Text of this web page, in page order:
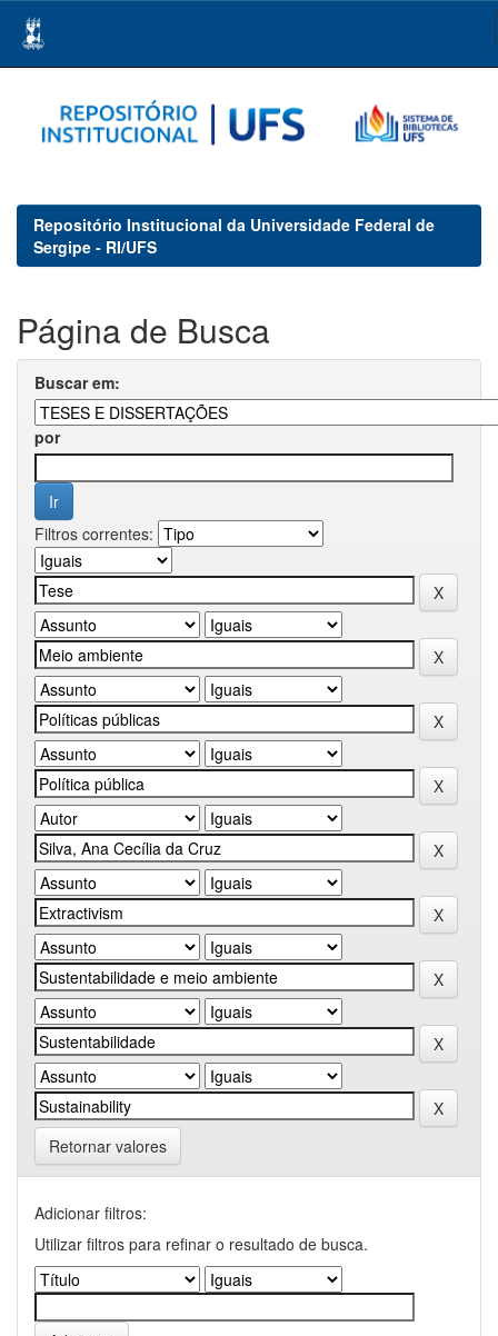
navigation
Repositório Institucional da Universidade Federal de
Sergipe - RI/UFS
Página de Busca
Buscar em:
por
Filtros correntes:
Retornar valores
Adicionar filtros:
Utilizar filtros para refinar o resultado de busca.